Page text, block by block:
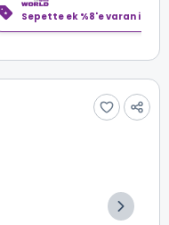
Sepette ek %8'e varan